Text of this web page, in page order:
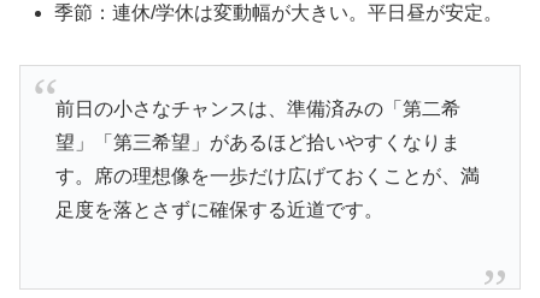
季節：連休/学休は変動幅が大きい。平日昼が安定。
前日の小さなチャンスは、準備済みの「第二希
望」「第三希望」があるほど拾いやすくなりま
す。席の理想像を一歩だけ広げておくことが、満
足度を落とさずに確保する近道です。